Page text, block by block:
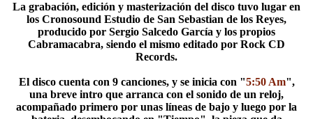
La grabación, edición y masterización del disco tuvo lugar en
los Cronosound Estudio de San Sebastian de los Reyes,
producido por Sergio Salcedo García y los propios
Cabramacabra, siendo el mismo editado por Rock CD
Records.
El disco cuenta con 9 canciones, y se inicia con "5:50 Am",
una breve intro que arranca con el sonido de un reloj,
acompañado primero por unas líneas de bajo y luego por la